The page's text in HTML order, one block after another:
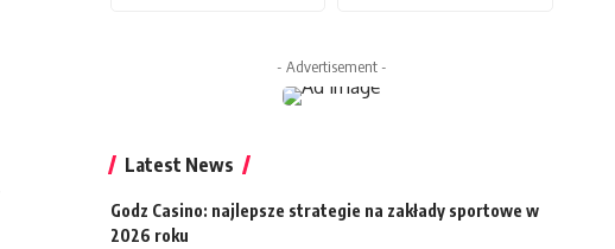
- Advertisement -
Latest News
Godz Casino: najlepsze strategie na zakłady sportowe w
2026 roku